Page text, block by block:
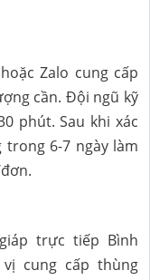
Zalo cung cấp
cần. Đội ngũ kỹ
phút. Sau khi xác
trong 6-7 ngày làm
trực tiếp Bình
cung cấp thùng